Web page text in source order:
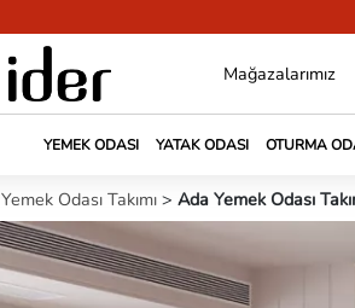
Mağazalarımız
YEMEK ODASI YATAK ODASI OTURMA
Yemek Odası Takımı > Ada Yemek Odası